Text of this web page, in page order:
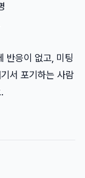
반응이 없고, 미팅
서 포기하는 사람